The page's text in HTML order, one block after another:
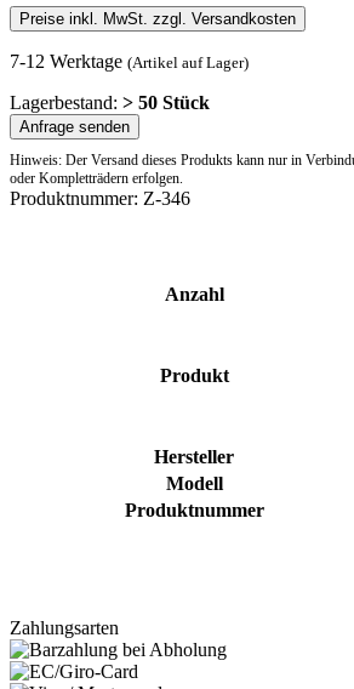
Preise inkl. MwSt. zzgl. Versandkosten
7-12 Werktage (Artikel auf Lager)
Lagerbestand: > 50 Stück
Anfrage senden
Hinweis: Der Versand dieses Produkts kann nur in
oder Kompletträdern erfolgen.
Produktnummer: Z-346
Anzahl
Produkt
Hersteller
Modell
Produktnummer
Zahlungsarten